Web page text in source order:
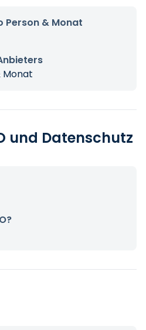
Person & Monat
Monat
und Datenschutz